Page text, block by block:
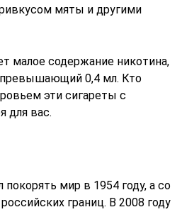
мяты и другими
малое содержание никотина,
превышающий 0,4 мл. Кто
эти сигареты с
для вас.
мир в 1954 году, а со
границ. В 2008 году